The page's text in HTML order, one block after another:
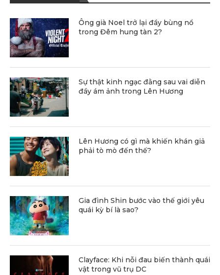
Ông già Noel trở lại đầy bùng nổ
trong Đêm hung tàn 2?
Sự thật kinh ngạc đằng sau vai diễn
đầy ám ảnh trong Lên Hương
Lên Hương có gì mà khiến khán giả
phải tò mò đến thế?
Gia đình Shin bước vào thế giới yêu
quái kỳ bí là sao?
Clayface: Khi nỗi đau biến thành quái
vật trong vũ trụ DC